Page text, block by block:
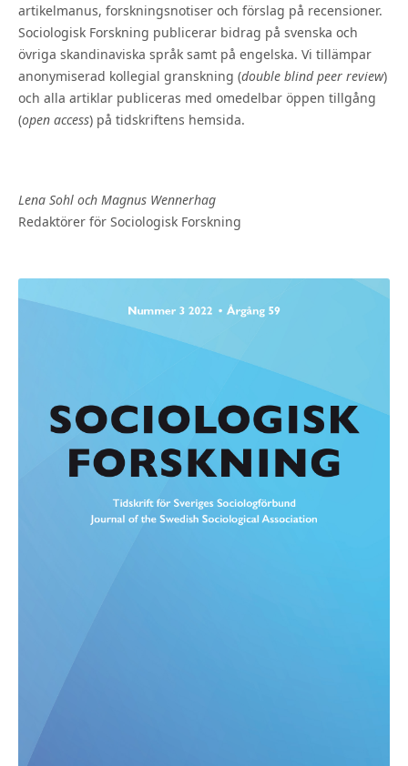
artikelmanus, forskningsnotiser och förslag på recensioner.
Sociologisk Forskning publicerar bidrag på svenska och
övriga skandinaviska språk samt på engelska. Vi tillämpar
anonymiserad kollegial granskning (double blind peer review)
och alla artiklar publiceras med omedelbar öppen tillgång
(open access) på tidskriftens hemsida.
Lena Sohl och Magnus Wennerhag
Redaktörer för Sociologisk Forskning